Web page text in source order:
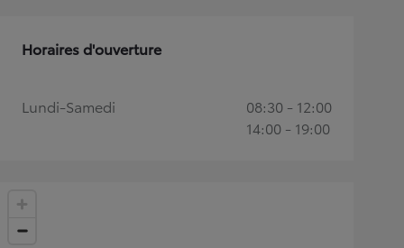
Horaires d'ouverture
Lundi-Samedi
08:30 - 12:00
14:00 - 19:00